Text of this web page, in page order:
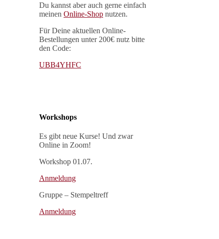
Du kannst aber auch gerne einfach
meinen Online-Shop nutzen.
Für Deine aktuellen Online-
Bestellungen unter 200€ nutz bitte
den Code:
UBB4YHFC
Workshops
Es gibt neue Kurse! Und zwar
Online in Zoom!
Workshop 01.07.
Anmeldung
Gruppe – Stempeltreff
Anmeldung